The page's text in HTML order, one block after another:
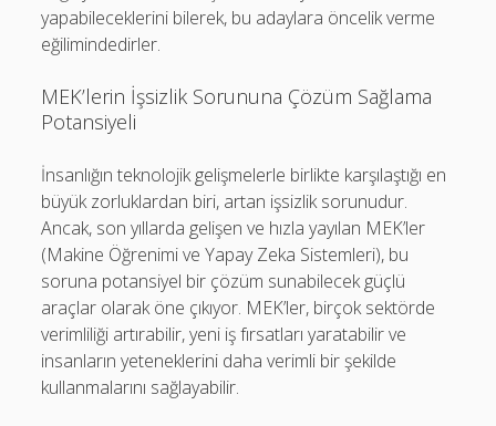
yapabileceklerini bilerek, bu adaylara öncelik verme
eğilimindedirler.
MEK’lerin İşsizlik Sorununa Çözüm Sağlama
Potansiyeli
İnsanlığın teknolojik gelişmelerle birlikte karşılaştığı en
büyük zorluklardan biri, artan işsizlik sorunudur.
Ancak, son yıllarda gelişen ve hızla yayılan MEK’ler
(Makine Öğrenimi ve Yapay Zeka Sistemleri), bu
soruna potansiyel bir çözüm sunabilecek güçlü
araçlar olarak öne çıkıyor. MEK’ler, birçok sektörde
verimliliği artırabilir, yeni iş fırsatları yaratabilir ve
insanların yeteneklerini daha verimli bir şekilde
kullanmalarını sağlayabilir.